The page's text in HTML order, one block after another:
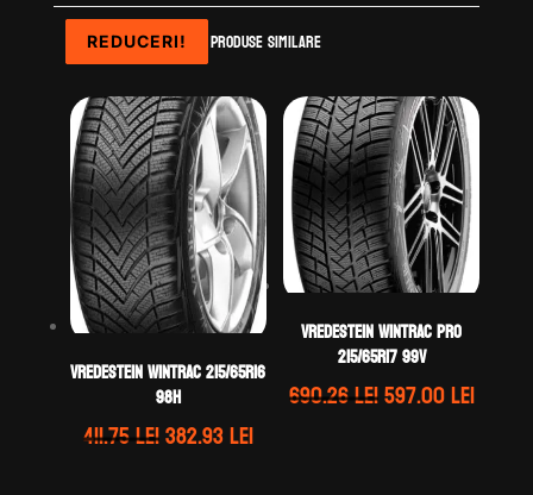
Produse similare
REDUCERI!
Vredestein WINTRAC 215/65R16
98H
411.75leiPrețul
382.93leiPrețul
REDUCERI!
Vredestein WINTRAC PRO
215/65R17 99V
690.26leiPrețul
597.00leiPrețul
REDUCERI!
REDUCERI!